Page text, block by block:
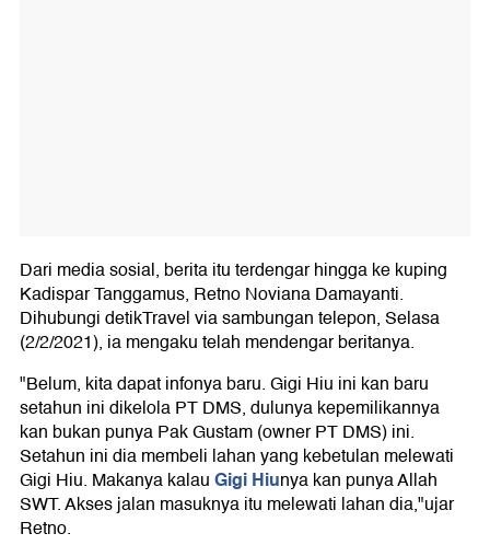
Dari media sosial, berita itu terdengar hingga ke kuping
Kadispar Tanggamus, Retno Noviana Damayanti.
Dihubungi detikTravel via sambungan telepon, Selasa
(2/2/2021), ia mengaku telah mendengar beritanya.
"Belum, kita dapat infonya baru. Gigi Hiu ini kan baru
setahun ini dikelola PT DMS, dulunya kepemilikannya
kan bukan punya Pak Gustam (owner PT DMS) ini.
Setahun ini dia membeli lahan yang kebetulan melewati
Gigi Hiu. Makanya kalauGigi Hiunya kan punya Allah
SWT. Akses jalan masuknya itu melewati lahan dia,"ujar
Retno.